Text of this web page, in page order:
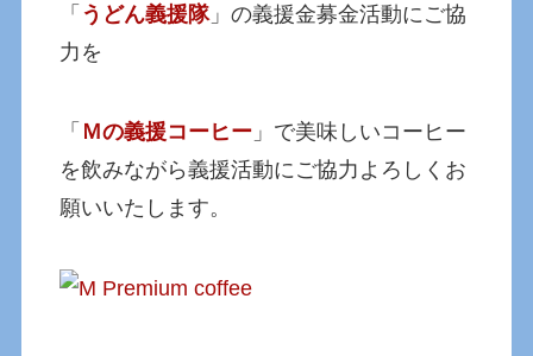
「 うどん義援隊」の義援金募金活動にご協
力を
「 Ｍの義援コーヒー 」で美味しいコーヒー
を飲みながら義援活動にご協力よろしくお
願いいたします。